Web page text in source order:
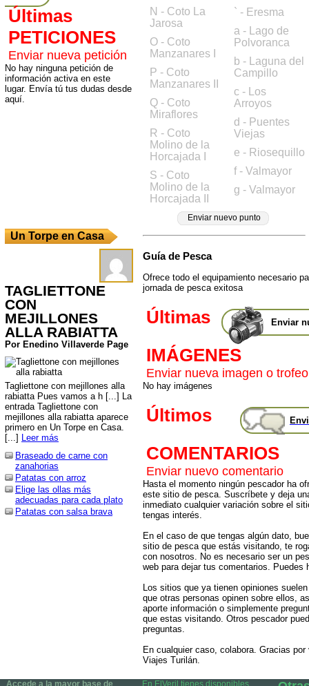
Últimas
PETICIONES
Enviar nueva petición
No hay ninguna petición de
información activa en este
lugar. Envía tú tus dudas desde
aquí.
Un Torpe en Casa
TAGLIETTONE
CON
MEJILLONES
ALLA RABIATTA
Por Enedino Villaverde Page
Tagliettone con mejillones alla
rabiatta Pues vamos a h [...] La
entrada Tagliettone con
mejillones alla rabiatta aparece
primero en Un Torpe en Casa.
[...] Leer más
Braseado de carne con
zanahorias
Patatas con arroz
Elige las ollas más
adecuadas para cada plato
Patatas con salsa brava
N - Coto La
Jarosa
O - Coto
Manzanares I
P - Coto
Manzanares II
Q - Coto
Miraflores
R - Coto
Molino de la
Horcajada I
S - Coto
Molino de la
Horcajada II
` - Eresma
a - Lago de
Polvoranca
b - Laguna del
Campillo
c - Los
Arroyos
d - Puentes
Viejas
e - Riosequillo
f - Valmayor
g - Valmayor
Enviar nuevo punto
Guía de Pesca
Ofrece todo el equipamiento necesario
jornada de pesca exitosa
Enviar
Últimas
IMÁGENES
Enviar nueva imagen o trofeo
No hay imágenes
Últimos
COMENTARIOS
Enviar nuevo comentario
Hasta el momento ningún pescador ha
este sitio de pesca. Suscríbete y deja
inmediato cualquier variación sobre el
tengas interés.
En el caso de que tengas algún dato,
sitio de pesca que estás visitando, te
con nosotros. No es necesario ser un
web para dejar tus comentarios. Puedes
Los sitios que ya tienen opiniones
que otras personas opinen sobre ellos,
aporte información o simplemente
que estas visitando. Otros pescador
preguntas.
En cualquier caso, colabora. Gracias
Viajes Turilán.
Accede a la mayor base de En ElVeril tienes disponibles